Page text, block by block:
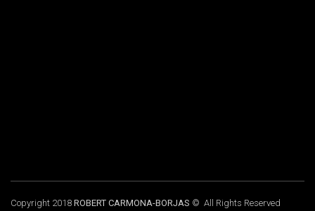
Copyright 2018 ROBERT CARMONA-BORJAS © All Rights Reserved